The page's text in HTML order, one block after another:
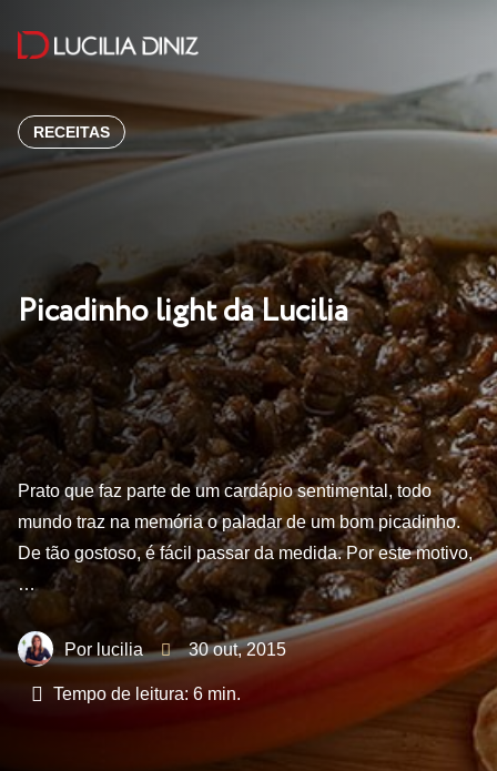
RECEITAS
Picadinho light da Lucilia
Prato que faz parte de um cardápio sentimental, todo
mundo traz na memória o paladar de um bom picadinho.
De tão gostoso, é fácil passar da medida. Por este motivo,
…
lucilia 30 out, 2015
Tempo de leitura: 6 min.